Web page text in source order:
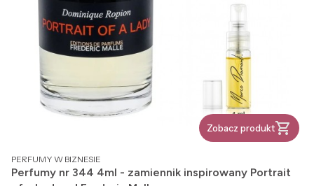
Zobacz produkt
PRODUCENT
PERFUMY W BIZNESIE
Perfumy nr 344 4ml - zamiennik inspirowany Portrait